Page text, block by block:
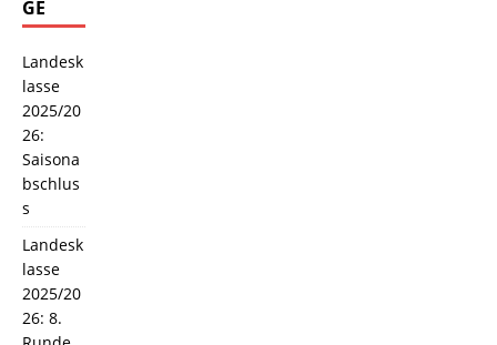
GE
Landesk
lasse
2025/20
26:
Saisona
bschlus
s
Landesk
lasse
2025/20
26: 8.